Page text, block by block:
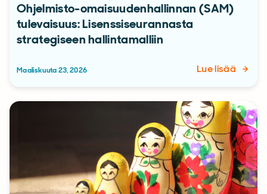
Ohjelmisto-omaisuudenhallinnan (SAM)
tulevaisuus: Lisenssiseurannasta
strategiseen hallintamalliin
Maaliskuuta 23, 2026 Lue lisää